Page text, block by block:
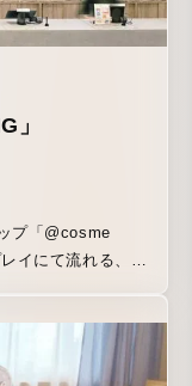
、渋谷
るデジタルコン
制作しています。
」
プ「@cosme
イにて流れる、ジ
、購入時間などの
ような模様をリ